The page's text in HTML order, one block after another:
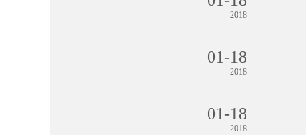
2018
01-18
2018
01-18
2018